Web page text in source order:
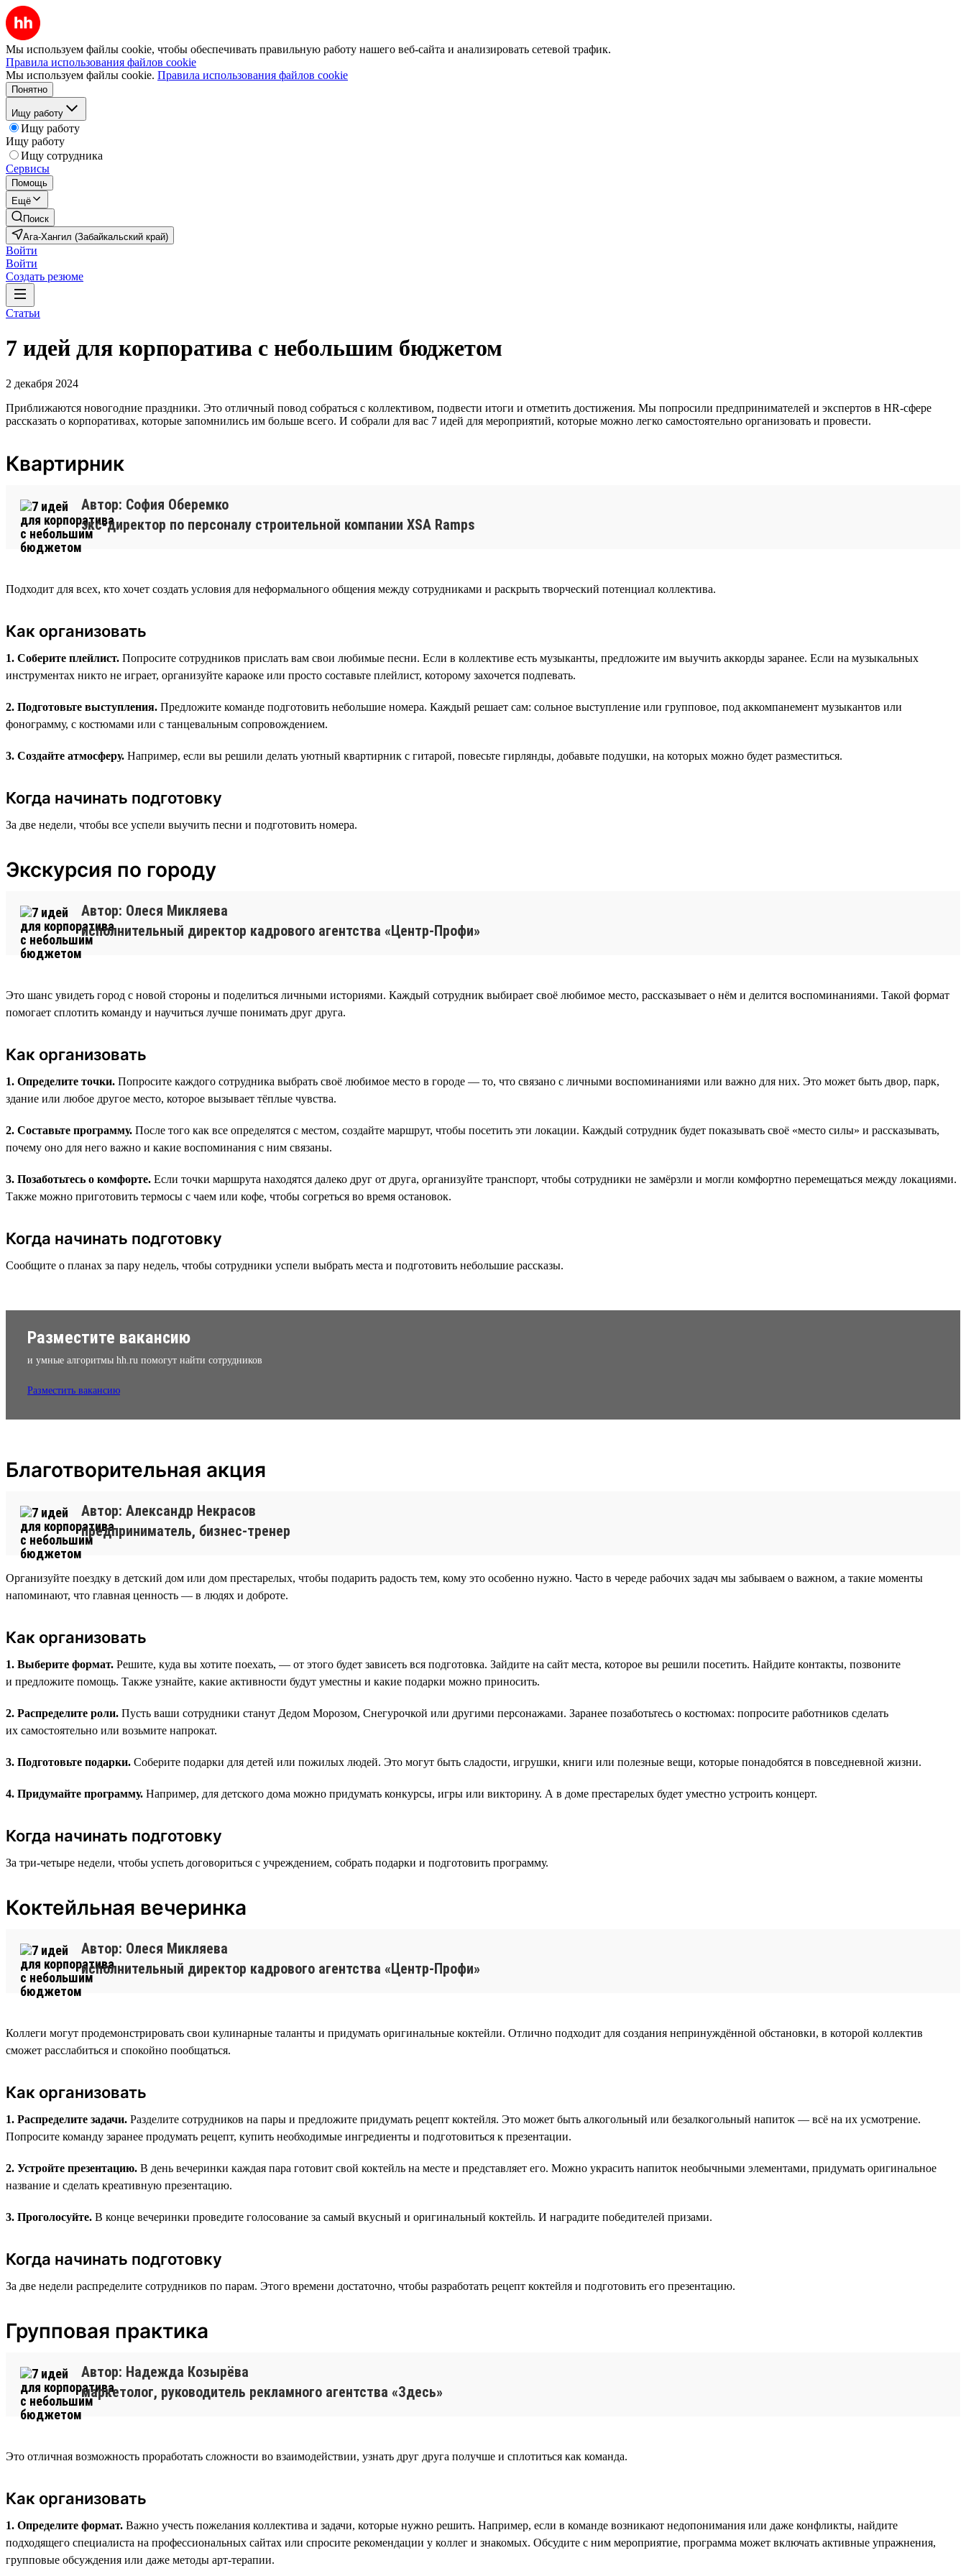
Мы используем файлы cookie, чтобы обеспечивать правильную работу нашего веб-сайта и анализировать сетевой трафик.
Правила использования файлов cookie
Мы используем файлы cookie. Правила использования файлов cookie
Понятно
Ищу работу
Ищу работу
Ищу работу
Ищу сотрудника
Сервисы
Помощь
Ещё
Поиск
Ага-Хангил (Забайкальский край)
Войти
Войти
Создать резюме
Статьи
7 идей для корпоратива с небольшим бюджетом
2 декабря 2024
Приближаются новогодние праздники. Это отличный повод собраться с коллективом, подвести итоги и отметить достижения. Мы попросили предпринимателей и экспертов в HR-сфере
рассказать о корпоративах, которые запомнились им больше всего. И собрали для вас 7 идей для мероприятий, которые можно легко самостоятельно организовать и провести.
Квартирник
Автор: София Оберемко
экс-директор по персоналу строительной компании XSA Ramps
Подходит для всех, кто хочет создать условия для неформального общения между сотрудниками и раскрыть творческий потенциал коллектива.
Как организовать
1. Соберите плейлист. Попросите сотрудников прислать вам свои любимые песни. Если в коллективе есть музыканты, предложите им выучить аккорды заранее. Если на музыкальных
инструментах никто не играет, организуйте караоке или просто составьте плейлист, которому захочется подпевать.
2. Подготовьте выступления. Предложите команде подготовить небольшие номера. Каждый решает сам: сольное выступление или групповое, под аккомпанемент музыкантов или
фонограмму, с костюмами или с танцевальным сопровождением.
3. Создайте атмосферу. Например, если вы решили делать уютный квартирник с гитарой, повесьте гирлянды, добавьте подушки, на которых можно будет разместиться.
Когда начинать подготовку
За две недели, чтобы все успели выучить песни и подготовить номера.
Экскурсия по городу
Автор: Олеся Микляева
исполнительный директор кадрового агентства «Центр-Профи»
Это шанс увидеть город с новой стороны и поделиться личными историями. Каждый сотрудник выбирает своё любимое место, рассказывает о нём и делится воспоминаниями. Такой формат
помогает сплотить команду и научиться лучше понимать друг друга.
Как организовать
1. Определите точки. Попросите каждого сотрудника выбрать своё любимое место в городе — то, что связано с личными воспоминаниями или важно для них. Это может быть двор, парк,
здание или любое другое место, которое вызывает тёплые чувства.
2. Составьте программу. После того как все определятся с местом, создайте маршрут, чтобы посетить эти локации. Каждый сотрудник будет показывать своё «место силы» и рассказывать,
почему оно для него важно и какие воспоминания с ним связаны.
3. Позаботьтесь о комфорте. Если точки маршрута находятся далеко друг от друга, организуйте транспорт, чтобы сотрудники не замёрзли и могли комфортно перемещаться между локациями.
Также можно приготовить термосы с чаем или кофе, чтобы согреться во время остановок.
Когда начинать подготовку
Сообщите о планах за пару недель, чтобы сотрудники успели выбрать места и подготовить небольшие рассказы.
Разместите вакансию
и умные алгоритмы hh.ru помогут найти сотрудников
Разместить вакансию
Благотворительная акция
Автор: Александр Некрасов
предприниматель, бизнес-тренер
Организуйте поездку в детский дом или дом престарелых, чтобы подарить радость тем, кому это особенно нужно. Часто в череде рабочих задач мы забываем о важном, а такие моменты
напоминают, что главная ценность — в людях и доброте.
Как организовать
1. Выберите формат. Решите, куда вы хотите поехать, — от этого будет зависеть вся подготовка. Зайдите на сайт места, которое вы решили посетить. Найдите контакты, позвоните
и предложите помощь. Также узнайте, какие активности будут уместны и какие подарки можно приносить.
2. Распределите роли. Пусть ваши сотрудники станут Дедом Морозом, Снегурочкой или другими персонажами. Заранее позаботьтесь о костюмах: попросите работников сделать
их самостоятельно или возьмите напрокат.
3. Подготовьте подарки. Соберите подарки для детей или пожилых людей. Это могут быть сладости, игрушки, книги или полезные вещи, которые понадобятся в повседневной жизни.
4. Придумайте программу. Например, для детского дома можно придумать конкурсы, игры или викторину. А в доме престарелых будет уместно устроить концерт.
Когда начинать подготовку
За три-четыре недели, чтобы успеть договориться с учреждением, собрать подарки и подготовить программу.
Коктейльная вечеринка
Автор: Олеся Микляева
исполнительный директор кадрового агентства «Центр-Профи»
Коллеги могут продемонстрировать свои кулинарные таланты и придумать оригинальные коктейли. Отлично подходит для создания непринуждённой обстановки, в которой коллектив
сможет расслабиться и спокойно пообщаться.
Как организовать
1. Распределите задачи. Разделите сотрудников на пары и предложите придумать рецепт коктейля. Это может быть алкогольный или безалкогольный напиток — всё на их усмотрение.
Попросите команду заранее продумать рецепт, купить необходимые ингредиенты и подготовиться к презентации.
2. Устройте презентацию. В день вечеринки каждая пара готовит свой коктейль на месте и представляет его. Можно украсить напиток необычными элементами, придумать оригинальное
название и сделать креативную презентацию.
3. Проголосуйте. В конце вечеринки проведите голосование за самый вкусный и оригинальный коктейль. И наградите победителей призами.
Когда начинать подготовку
За две недели распределите сотрудников по парам. Этого времени достаточно, чтобы разработать рецепт коктейля и подготовить его презентацию.
Групповая практика
Автор: Надежда Козырёва
маркетолог, руководитель рекламного агентства «Здесь»
Это отличная возможность проработать сложности во взаимодействии, узнать друг друга получше и сплотиться как команда.
Как организовать
1. Определите формат. Важно учесть пожелания коллектива и задачи, которые нужно решить. Например, если в команде возникают недопонимания или даже конфликты, найдите
подходящего специалиста на профессиональных сайтах или спросите рекомендации у коллег и знакомых. Обсудите с ним мероприятие, программа может включать активные упражнения,
групповые обсуждения или даже методы арт-терапии.